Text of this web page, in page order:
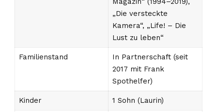
„Die versteckte
Kamera“, „Life! – Die
Lust zu leben“
Familienstand
In Partnerschaft (seit
2017 mit Frank
Spothelfer)
Kinder 1 Sohn (Laurin)